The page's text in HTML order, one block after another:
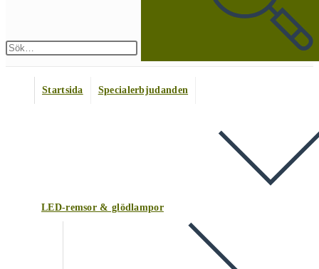
Startsida
Specialerbjudanden
LED-remsor & glödlampor